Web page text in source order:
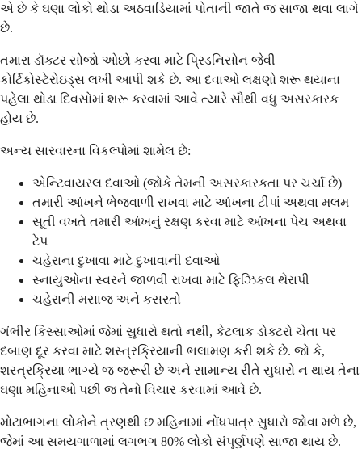
એ છે કે ઘણા લોકો થોડા અઠવાડિયામાં પોતાની જાતે જ સાજા થવા લાગે
છે.
તમારા ડૉક્ટર સોજો ઓછો કરવા માટે પ્રિડનિસોન જેવી
કોર્ટિકોસ્ટેરોઇડ્સ લખી આપી શકે છે. આ દવાઓ લક્ષણો શરૂ થયાના
પહેલા થોડા દિવસોમાં શરૂ કરવામાં આવે ત્યારે સૌથી વધુ અસરકારક
હોય છે.
અન્ય સારવારના વિકલ્પોમાં શામેલ છે:
એન્ટિવાયરલ દવાઓ (જોકે તેમની અસરકારકતા પર ચર્ચા છે)
તમારી આંખને ભેજવાળી રાખવા માટે આંખના ટીપાં અથવા મલમ
સૂતી વખતે તમારી આંખનું રક્ષણ કરવા માટે આંખના પેચ અથવા
ટેપ
ચહેરાના દુખાવા માટે દુખાવાની દવાઓ
સ્નાયુઓના સ્વરને જાળવી રાખવા માટે ફિઝિકલ થેરાપી
ચહેરાની મસાજ અને કસરતો
ગંભીર કિસ્સાઓમાં જેમાં સુધારો થતો નથી, કેટલાક ડોક્ટરો ચેતા પર
દબાણ દૂર કરવા માટે શસ્ત્રક્રિયાની ભલામણ કરી શકે છે. જો કે,
શસ્ત્રક્રિયા ભાગ્યે જ જરૂરી છે અને સામાન્ય રીતે સુધારો ન થાય તેના
ઘણા મહિનાઓ પછી જ તેનો વિચાર કરવામાં આવે છે.
મોટાભાગના લોકોને ત્રણથી છ મહિનામાં નોંધપાત્ર સુધારો જોવા મળે છે,
જેમાં આ સમયગાળામાં લગભગ 80% લોકો સંપૂર્ણપણે સાજા થાય છે.